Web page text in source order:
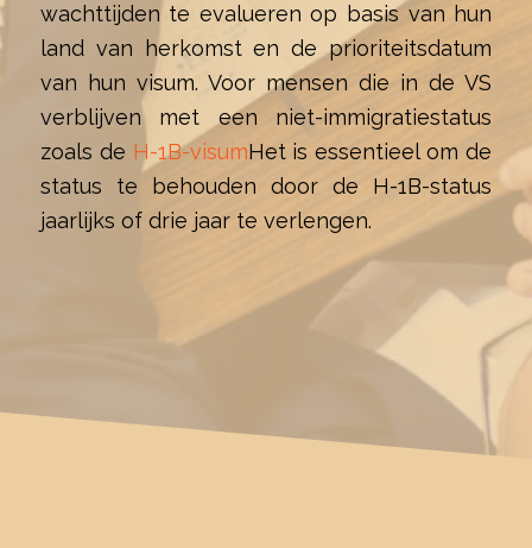
wachttijden te evalueren op basis van hun
land van herkomst en de prioriteitsdatum
van hun visum. Voor mensen die in de VS
verblijven met een niet-immigratiestatus
zoals de H-1B-visumHet is essentieel om de
status te behouden door de H-1B-status
jaarlijks of drie jaar te verlengen.